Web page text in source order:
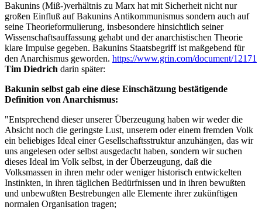
Bakunins (Miß-)verhältnis zu Marx hat mit Sicherheit nicht nur
großen Einfluß auf Bakunins Antikommunismus sondern auch auf
seine Theorieformulierung, insbesondere hinsichtlich seiner
Wissenschaftsauffassung gehabt und der anarchistischen Theorie
klare Impulse gegeben. Bakunins Staatsbegriff ist maßgebend für
den Anarchismus geworden. https://www.grin.com/document/12171
Tim Diedrich darin später:
Bakunin selbst gab eine diese Einschätzung bestätigende
Definition von Anarchismus:
"Entsprechend dieser unserer Überzeugung haben wir weder die
Absicht noch die geringste Lust, unserem oder einem fremden Volk
ein beliebiges Ideal einer Gesellschaftsstruktur anzuhängen, das wir
uns angelesen oder selbst ausgedacht haben, sondern wir suchen
dieses Ideal im Volk selbst, in der Überzeugung, daß die
Volksmassen in ihren mehr oder weniger historisch entwickelten
Instinkten, in ihren täglichen Bedürfnissen und in ihren bewußten
und unbewußten Bestrebungen alle Elemente ihrer zukünftigen
normalen Organisation tragen;